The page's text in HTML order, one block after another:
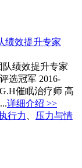
绩效提升专家
选冠军 2016-
催眠治疗师 高
详细介绍 >>
行力
压力与情